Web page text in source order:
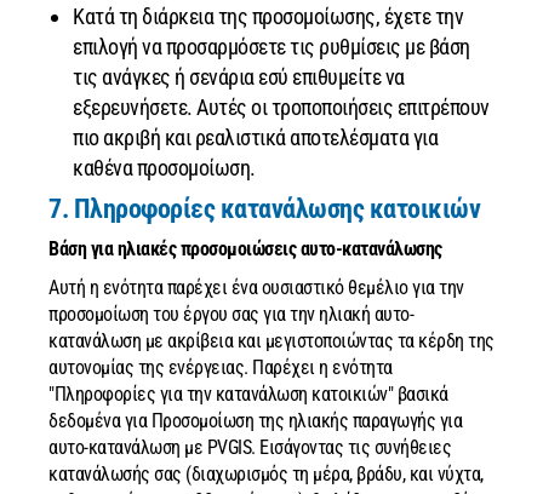
Κατά τη διάρκεια της προσομοίωσης, έχετε την
επιλογή να προσαρμόσετε τις ρυθμίσεις με βάση
τις ανάγκες ή σενάρια εσύ επιθυμείτε να
εξερευνήσετε. Αυτές οι τροποποιήσεις επιτρέπουν
πιο ακριβή και ρεαλιστικά αποτελέσματα για
καθένα προσομοίωση.
7. Πληροφορίες κατανάλωσης κατοικιών
Βάση για ηλιακές προσομοιώσεις αυτο-κατανάλωσης
Αυτή η ενότητα παρέχει ένα ουσιαστικό θεμέλιο για την
προσομοίωση του έργου σας για την ηλιακή αυτο-
κατανάλωση με ακρίβεια και μεγιστοποιώντας τα κέρδη της
αυτονομίας της ενέργειας. Παρέχει η ενότητα
"Πληροφορίες για την κατανάλωση κατοικιών" βασικά
δεδομένα για Προσομοίωση της ηλιακής παραγωγής για
αυτο-κατανάλωση με PVGIS. Εισάγοντας τις συνήθειες
κατανάλωσής σας (διαχωρισμός τη μέρα, βράδυ, και νύχτα,